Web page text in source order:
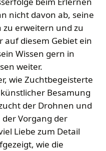
nicht davon ab, seine
zu erweitern und zu
diesem Gebiet ein
Wissen gern in
weiter.
wie Zuchtbegeisterte
Besamung
der Drohnen und
Vorgang der
Liebe zum Detail
wie die